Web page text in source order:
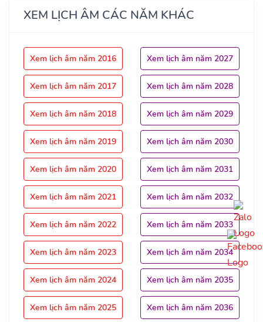
XEM LỊCH ÂM CÁC NĂM KHÁC
Xem lịch âm năm 2016
Xem lịch âm năm 2017
Xem lịch âm năm 2018
Xem lịch âm năm 2019
Xem lịch âm năm 2020
Xem lịch âm năm 2021
Xem lịch âm năm 2022
Xem lịch âm năm 2023
Xem lịch âm năm 2024
Xem lịch âm năm 2025
Xem lịch âm năm 2027
Xem lịch âm năm 2028
Xem lịch âm năm 2029
Xem lịch âm năm 2030
Xem lịch âm năm 2031
Xem lịch âm năm 2032
Xem lịch âm năm 2033
Xem lịch âm năm 2034
Xem lịch âm năm 2035
Xem lịch âm năm 2036